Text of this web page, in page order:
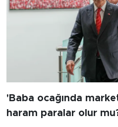
'Baba ocağında
haram paralar olur